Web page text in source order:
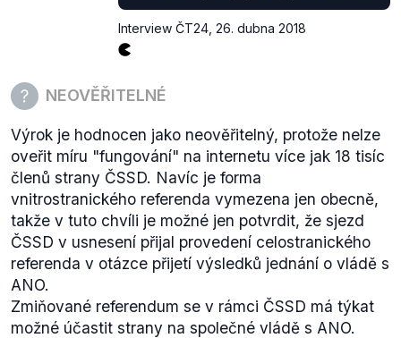
Interview ČT24 26. dubna 2018
NEOVĚŘITELNÉ
Výrok je hodnocen jako neověřitelný, protože nelze
oveřit míru "fungování" na internetu více jak 18 tisíc
členů strany ČSSD. Navíc je forma
vnitrostranického referenda vymezena jen obecně,
takže v tuto chvíli je možné jen potvrdit, že sjezd
ČSSD v usnesení přijal provedení celostranického
referenda v otázce přijetí výsledků jednání o vládě s
ANO.
Zmiňované referendum se v rámci ČSSD má týkat
možné účastit strany na společné vládě s ANO.